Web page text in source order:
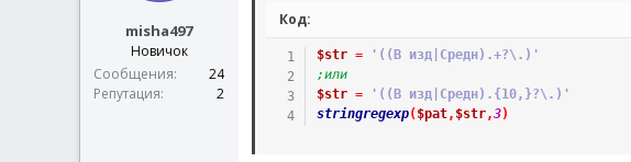
misha497
Новичок
Сообщения
24
Репутация
2
Код:
$str =
'((В изд|Средн).+?\.)'
;или
$str =
'((В изд|Средн).{10,}?\.)'
stringregexp( $pat, $str,3)